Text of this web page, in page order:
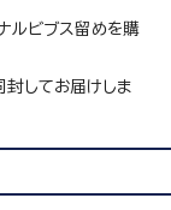
ルビブス留めを購
封してお届けしま